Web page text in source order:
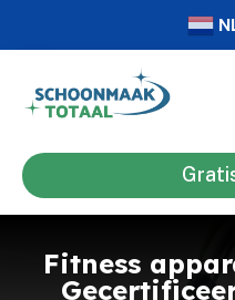
Fitness